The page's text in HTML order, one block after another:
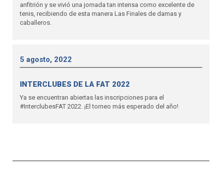
anfitrión y se vivió una jornada tan intensa como excelente de
tenis, recibiendo de esta manera Las Finales de damas y
caballeros.
5 agosto, 2022
INTERCLUBES DE LA FAT 2022
Ya se encuentran abiertas las inscripciones para el
#InterclubesFAT 2022. ¡El torneo más esperado del año!